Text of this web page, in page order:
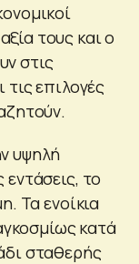
τους και ο
στις
επιλογές
υψηλή
εντάσεις, το
Τα ενοίκια
κατά
σταθερής